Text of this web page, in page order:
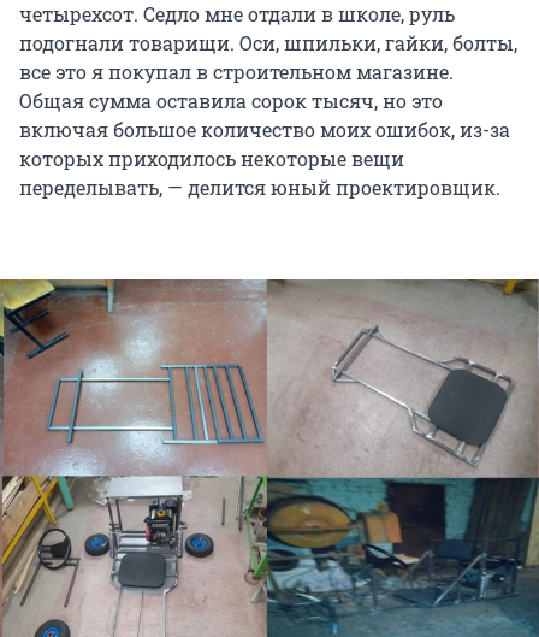
четырехсот. Седло мне отдали в школе, руль
подогнали товарищи. Оси, шпильки, гайки, болты,
все это я покупал в строительном магазине.
Общая сумма оставила сорок тысяч, но это
включая большое количество моих ошибок, из-за
которых приходилось некоторые вещи
переделывать, — делится юный проектировщик.